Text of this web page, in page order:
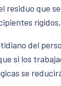
residuo que
del
si los
se